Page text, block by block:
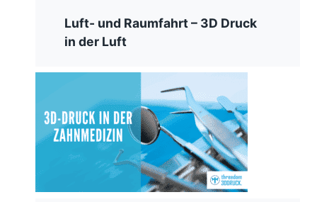
Luft- und Raumfahrt – 3D Druck
in der Luft